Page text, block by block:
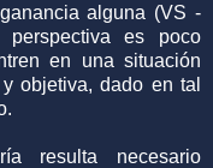
alguna (VS -
es poco
en una situación
objetiva, dado en tal
resulta necesario